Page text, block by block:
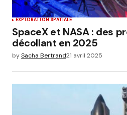
EXPLORATION SPATIALE
SpaceX et NASA : des
décollant en 2025
bySacha Bertrand21 avril 2025